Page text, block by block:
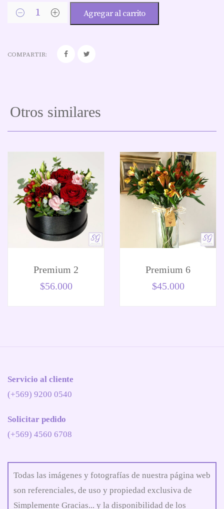
Agregar al carrito
COMPARTIR:
Otros similares
Premium 2
$56.000
Premium 6
$45.000
Servicio al cliente
(+569) 9200 0540
Solicitar pedido
(+569) 4560 6708
Todas las imágenes y fotografías de nuestra página web
son referenciales, de uso y propiedad exclusiva de
Simplemente Gracias... y la disponibilidad de los